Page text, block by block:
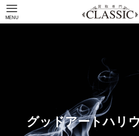
MENU
グッドアートハリ